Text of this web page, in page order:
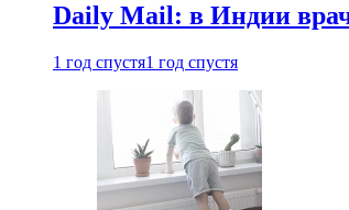
Daily Mail: в Индии
1 год спустя1 год спустя